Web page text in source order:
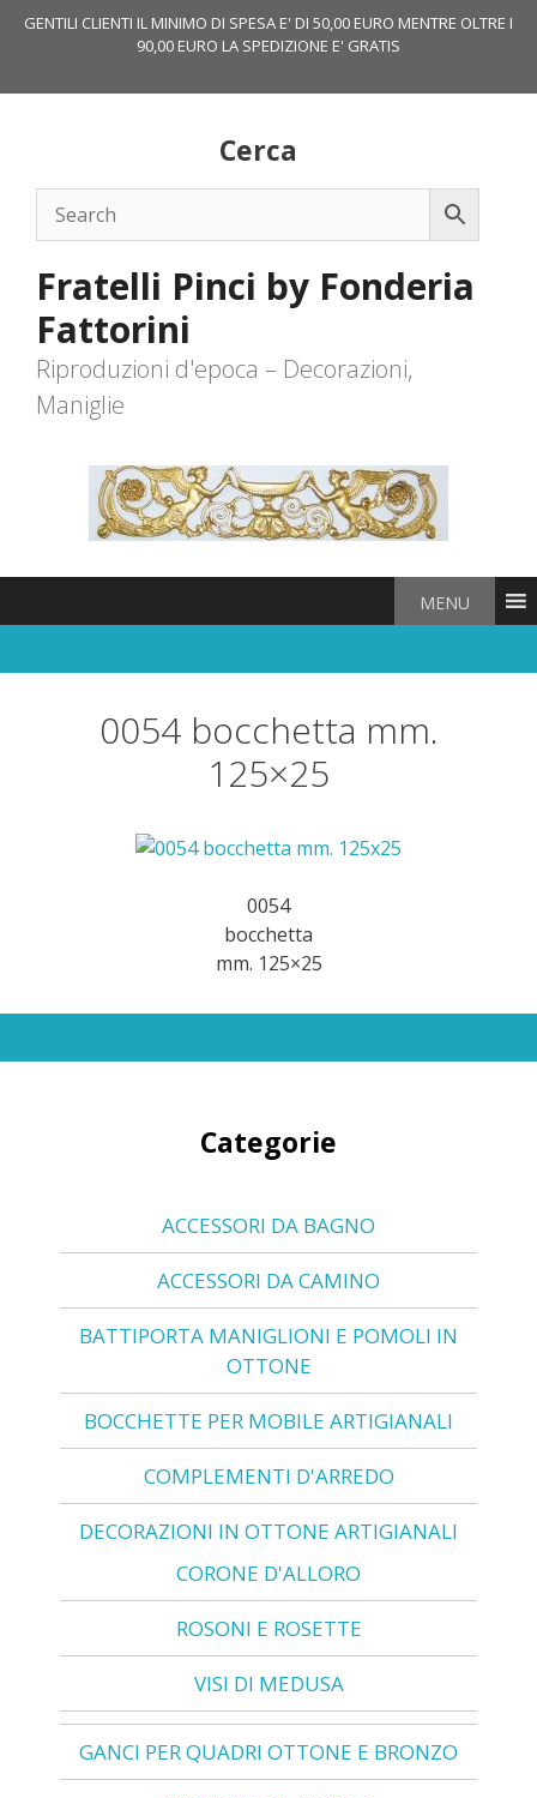
GENTILI CLIENTI IL MINIMO DI SPESA E' DI 50,00 EURO MENTRE OLTRE I
90,00 EURO LA SPEDIZIONE E' GRATIS
Cerca
Fratelli Pinci by Fonderia
Fattorini
Riproduzioni d'epoca – Decorazioni,
Maniglie
MENU
0054 bocchetta mm.
125×25
0054
bocchetta
mm. 125×25
Categorie
ACCESSORI DA BAGNO
ACCESSORI DA CAMINO
BATTIPORTA MANIGLIONI E POMOLI IN
OTTONE
BOCCHETTE PER MOBILE ARTIGIANALI
COMPLEMENTI D'ARREDO
DECORAZIONI IN OTTONE ARTIGIANALI
CORONE D'ALLORO
ROSONI E ROSETTE
VISI DI MEDUSA
GANCI PER QUADRI OTTONE E BRONZO